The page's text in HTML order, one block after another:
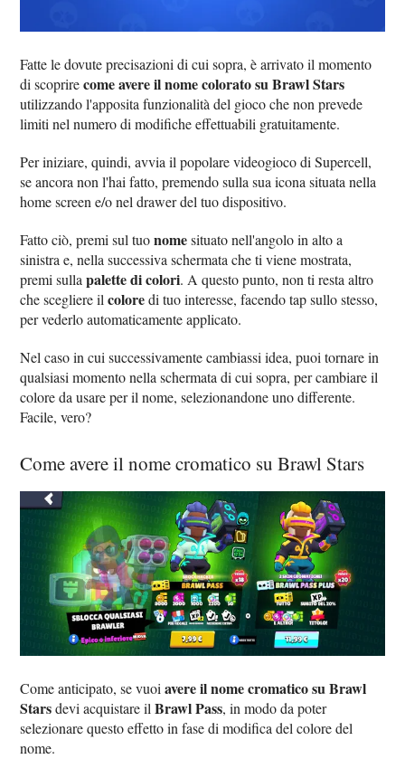
Fatte le dovute precisazioni di cui sopra, è arrivato il momento
di scoprirecome avere il nome colorato su Brawl Stars
utilizzando l'apposita funzionalità del gioco che non prevede
limiti nel numero di modifiche effettuabili gratuitamente.
Per iniziare, quindi, avvia il popolare videogioco di Supercell,
se ancora non l'hai fatto, premendo sulla sua icona situata nella
home screen e/o nel drawer del tuo dispositivo.
Fatto ciò, premi sul tuonomesituato nell'angolo in alto a
sinistra e, nella successiva schermata che ti viene mostrata,
premi sullapalette di colori. A questo punto, non ti resta altro
che scegliere ilcoloredi tuo interesse, facendo tap sullo stesso,
per vederlo automaticamente applicato.
Nel caso in cui successivamente cambiassi idea, puoi tornare in
qualsiasi momento nella schermata di cui sopra, per cambiare il
colore da usare per il nome, selezionandone uno differente.
Facile, vero?
Come avere il nome cromatico su Brawl Stars
Come anticipato, se vuoiavere il nome cromatico su Brawl
Starsdevi acquistare ilBrawl Pass, in modo da poter
selezionare questo effetto in fase di modifica del colore del
nome.